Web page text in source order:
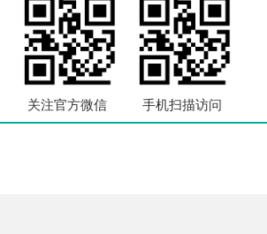
关注官方微信 手机扫描访问